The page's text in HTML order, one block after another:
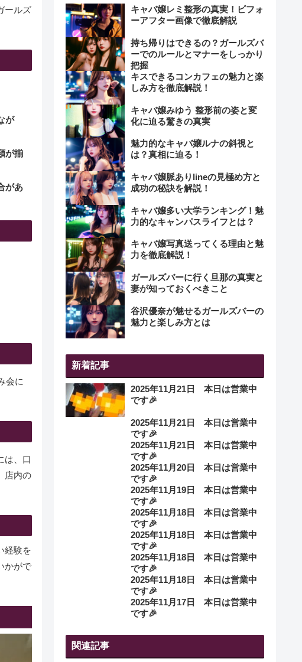
ールズ
が
が揃
があ
会に
は、口
店内の
経験を
かがで
キャバ嬢レミ整形の真実！ビフォ
ーアフター画像で徹底解説
持ち帰りはできるの？ガールズバ
ーでのルールとマナーをしっかり
把握
キスできるコンカフェの魅力と楽
しみ方を徹底解説！
キャバ嬢みゆう 整形前の姿と変
化に迫る驚きの真実
魅力的なキャバ嬢ルナの斜視と
は？真相に迫る！
キャバ嬢脈ありlineの見極め方と
成功の秘訣を解説！
キャバ嬢多い大学ランキング！魅
力的なキャンパスライフとは？
キャバ嬢写真送ってくる理由と魅
力を徹底解説！
ガールズバーに行く旦那の真実と
妻が知っておくべきこと
谷沢優奈が魅せるガールズバーの
魅力と楽しみ方とは
新着記事
2025年11月21日 本日は営業中
です🎉
2025年11月21日 本日は営業中
です🎉
2025年11月21日 本日は営業中
です🎉
2025年11月20日 本日は営業中
です🎉
2025年11月19日 本日は営業中
です🎉
2025年11月18日 本日は営業中
です🎉
2025年11月18日 本日は営業中
です🎉
2025年11月18日 本日は営業中
です🎉
2025年11月18日 本日は営業中
です🎉
2025年11月17日 本日は営業中
です🎉
関連記事